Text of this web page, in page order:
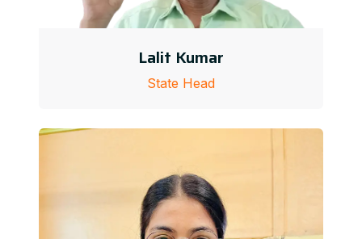
Lalit Kumar
State Head